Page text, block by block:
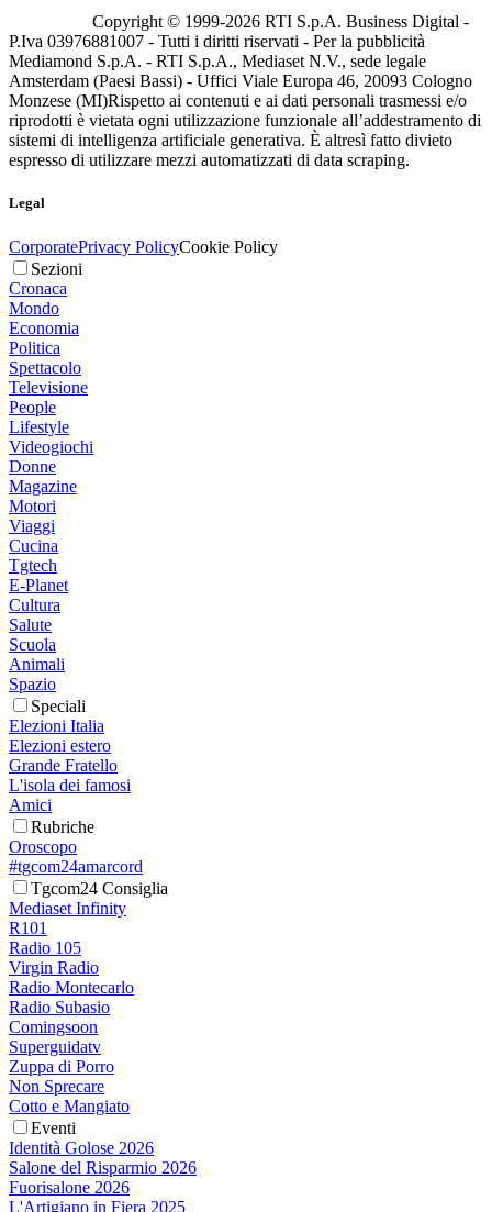
Copyright © 1999-2026 RTI S.p.A. Business Digital -
P.Iva 03976881007 - Tutti i diritti riservati - Per la pubblicità
Mediamond S.p.A. - RTI S.p.A., Mediaset N.V., sede legale
Amsterdam (Paesi Bassi) - Uffici Viale Europa 46, 20093 Cologno
Monzese (MI)Rispetto ai contenuti e ai dati personali trasmessi e/o
riprodotti è vietata ogni utilizzazione funzionale all’addestramento di
sistemi di intelligenza artificiale generativa. È altresì fatto divieto
espresso di utilizzare mezzi automatizzati di data scraping.
Legal
CorporatePrivacy PolicyCookie Policy
Sezioni
Cronaca
Mondo
Economia
Politica
Spettacolo
Televisione
People
Lifestyle
Videogiochi
Donne
Magazine
Motori
Viaggi
Cucina
Tgtech
E-Planet
Cultura
Salute
Scuola
Animali
Spazio
Speciali
Elezioni Italia
Elezioni estero
Grande Fratello
L'isola dei famosi
Amici
Rubriche
Oroscopo
#tgcom24amarcord
Tgcom24 Consiglia
Mediaset Infinity
R101
Radio 105
Virgin Radio
Radio Montecarlo
Radio Subasio
Comingsoon
Superguidatv
Zuppa di Porro
Non Sprecare
Cotto e Mangiato
Eventi
Identità Golose 2026
Salone del Risparmio 2026
Fuorisalone 2026
L'Artigiano in Fiera 2025